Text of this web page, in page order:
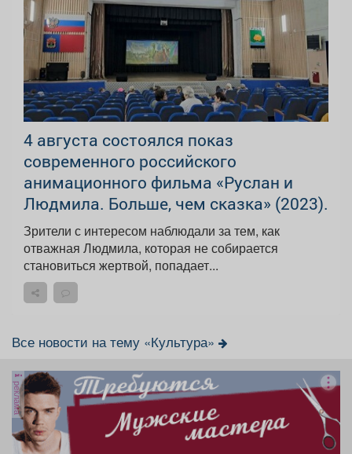
4 августа состоялся показ
современного российского
анимационного фильма «Руслан и
Людмила. Больше, чем сказка» (2023).
Зрители с интересом наблюдали за тем, как
отважная Людмила, которая не собирается
становиться жертвой, попадает...
Все новости на тему «Культура»
реклама